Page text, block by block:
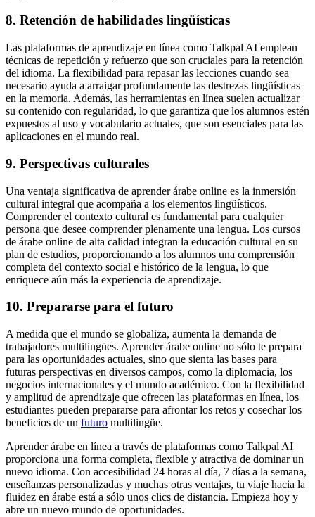
8. Retención de habilidades lingüísticas
Las plataformas de aprendizaje en línea como Talkpal AI emplean
técnicas de repetición y refuerzo que son cruciales para la retención
del idioma. La flexibilidad para repasar las lecciones cuando sea
necesario ayuda a arraigar profundamente las destrezas lingüísticas
en la memoria. Además, las herramientas en línea suelen actualizar
su contenido con regularidad, lo que garantiza que los alumnos estén
expuestos al uso y vocabulario actuales, que son esenciales para las
aplicaciones en el mundo real.
9. Perspectivas culturales
Una ventaja significativa de aprender árabe online es la inmersión
cultural integral que acompaña a los elementos lingüísticos.
Comprender el contexto cultural es fundamental para cualquier
persona que desee comprender plenamente una lengua. Los cursos
de árabe online de alta calidad integran la educación cultural en su
plan de estudios, proporcionando a los alumnos una comprensión
completa del contexto social e histórico de la lengua, lo que
enriquece aún más la experiencia de aprendizaje.
10. Prepararse para el futuro
A medida que el mundo se globaliza, aumenta la demanda de
trabajadores multilingües. Aprender árabe online no sólo te prepara
para las oportunidades actuales, sino que sienta las bases para
futuras perspectivas en diversos campos, como la diplomacia, los
negocios internacionales y el mundo académico. Con la flexibilidad
y amplitud de aprendizaje que ofrecen las plataformas en línea, los
estudiantes pueden prepararse para afrontar los retos y cosechar los
beneficios de un futuro multilingüe.
Aprender árabe en línea a través de plataformas como Talkpal AI
proporciona una forma completa, flexible y atractiva de dominar un
nuevo idioma. Con accesibilidad 24 horas al día, 7 días a la semana,
enseñanzas personalizadas y muchas otras ventajas, tu viaje hacia la
fluidez en árabe está a sólo unos clics de distancia. Empieza hoy y
abre un nuevo mundo de oportunidades.